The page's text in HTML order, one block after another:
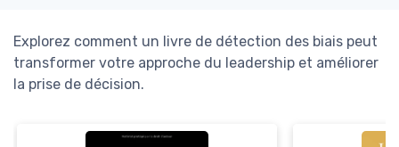
Explorez comment un livre de détection des biais peut
transformer votre approche du leadership et améliorer
la prise de décision.